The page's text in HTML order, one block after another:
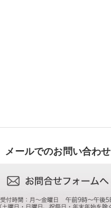
メールでのお問い合わせ